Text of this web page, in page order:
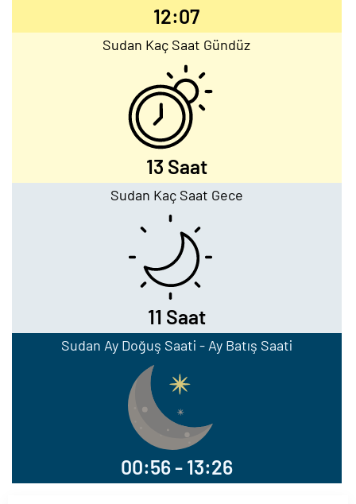
12:07
Sudan Kaç Saat Gündüz
13 Saat
Sudan Kaç Saat Gece
11 Saat
Sudan Ay Doğuş Saati - Ay Batış Saati
00:56 - 13:26